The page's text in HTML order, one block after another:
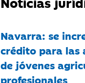
Navarra: se
crédito para las
de jóvenes
profesionales